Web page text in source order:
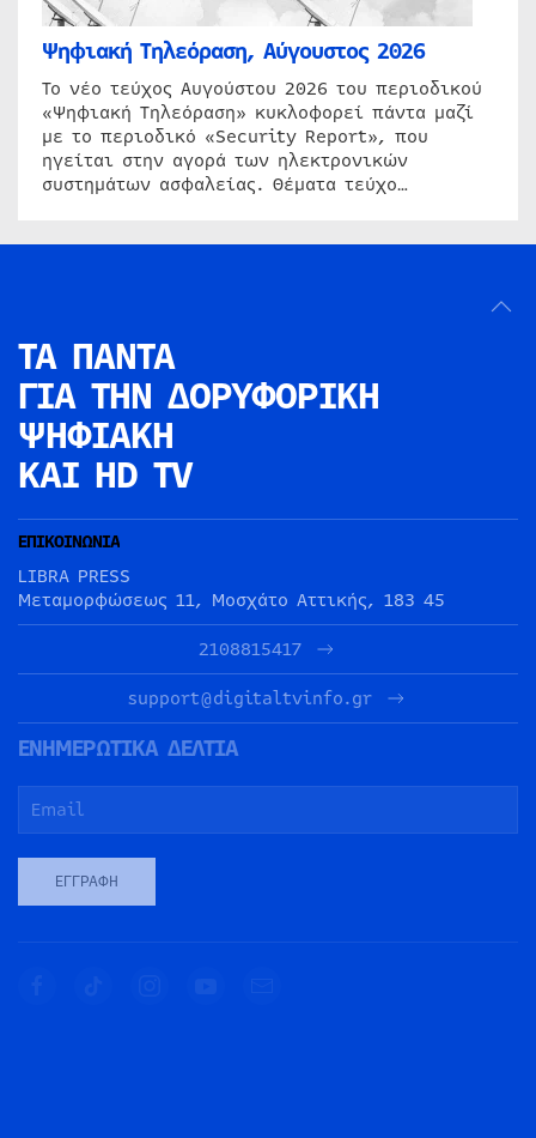
Ψηφιακή Τηλεόραση, Αύγουστος 2026
Το νέο τεύχος Αυγούστου 2026 του περιοδικού
«Ψηφιακή Τηλεόραση» κυκλοφορεί πάντα μαζί
με το περιοδικό «Security Report», που
ηγείται στην αγορά των ηλεκτρονικών
συστημάτων ασφαλείας. Θέματα τεύχο…
ΤΑ ΠΑΝΤΑ
ΓΙΑ ΤΗΝ ΔΟΡΥΦΟΡΙΚΗ
ΨΗΦΙΑΚΗ
ΚΑΙ HD TV
ΕΠΙΚΟΙΝΩΝΙΑ
LIBRA PRESS
Μεταμορφώσεως 11, Μοσχάτο Αττικής, 183 45
2108815417
support@digitaltvinfo.gr
ΕΝΗΜΕΡΩΤΙΚΑ ΔΕΛΤΙΑ
ΕΓΓΡΑΦΉ